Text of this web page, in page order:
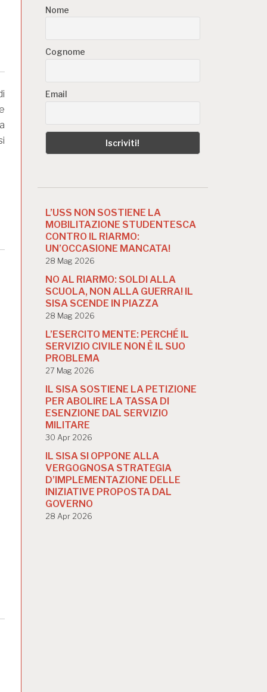
Nome
Cognome
Email
L’USS NON SOSTIENE LA
MOBILITAZIONE STUDENTESCA
CONTRO IL RIARMO:
UN’OCCASIONE MANCATA!
28 Mag 2026
NO AL RIARMO: SOLDI ALLA
SCUOLA, NON ALLA GUERRA! IL
SISA SCENDE IN PIAZZA
28 Mag 2026
L’ESERCITO MENTE: PERCHÉ IL
SERVIZIO CIVILE NON È IL SUO
PROBLEMA
27 Mag 2026
IL SISA SOSTIENE LA PETIZIONE
PER ABOLIRE LA TASSA DI
ESENZIONE DAL SERVIZIO
MILITARE
30 Apr 2026
IL SISA SI OPPONE ALLA
VERGOGNOSA STRATEGIA
D’IMPLEMENTAZIONE DELLE
INIZIATIVE PROPOSTA DAL
GOVERNO
28 Apr 2026